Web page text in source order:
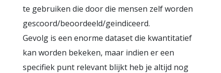
te gebruiken die door die mensen zelf worden
gescoord/beoordeeld/geindiceerd.
Gevolg is een enorme dataset die kwantitatief
kan worden bekeken, maar indien er een
specifiek punt relevant blijkt heb je altijd nog